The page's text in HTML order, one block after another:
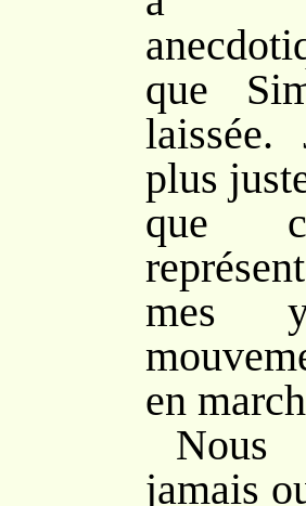
que
plus
que
mes
en
jamais